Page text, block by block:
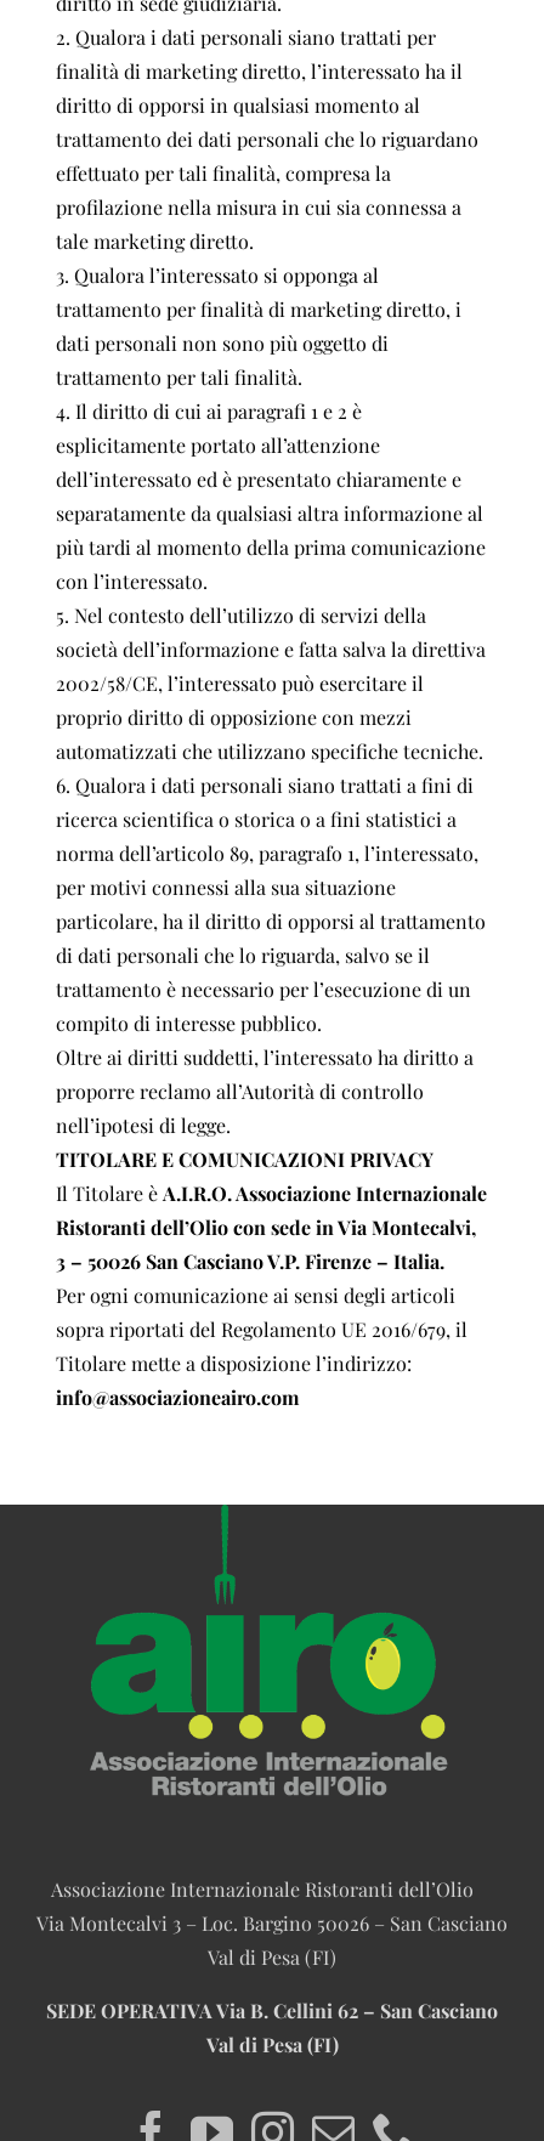
2. Qualora i dati personali siano trattati per
finalità di marketing diretto, l’interessato ha il
diritto di opporsi in qualsiasi momento al
trattamento dei dati personali che lo riguardano
effettuato per tali finalità, compresa la
profilazione nella misura in cui sia connessa a
tale marketing diretto.
3. Qualora l’interessato si opponga al
trattamento per finalità di marketing diretto, i
dati personali non sono più oggetto di
trattamento per tali finalità.
4. Il diritto di cui ai paragrafi 1 e 2 è
esplicitamente portato all’attenzione
dell’interessato ed è presentato chiaramente e
separatamente da qualsiasi altra informazione al
più tardi al momento della prima comunicazione
con l’interessato.
5. Nel contesto dell’utilizzo di servizi della
società dell’informazione e fatta salva la direttiva
2002/58/CE, l’interessato può esercitare il
proprio diritto di opposizione con mezzi
automatizzati che utilizzano specifiche tecniche.
6. Qualora i dati personali siano trattati a fini di
ricerca scientifica o storica o a fini statistici a
norma dell’articolo 89, paragrafo 1, l’interessato,
per motivi connessi alla sua situazione
particolare, ha il diritto di opporsi al trattamento
di dati personali che lo riguarda, salvo se il
trattamento è necessario per l’esecuzione di un
compito di interesse pubblico.
Oltre ai diritti suddetti, l’interessato ha diritto a
proporre reclamo all’Autorità di controllo
nell’ipotesi di legge.
TITOLARE E COMUNICAZIONI PRIVACY
Il Titolare èA.I.R.O. Associazione Internazionale
Ristoranti dell’Olio con sede in Via Montecalvi,
3 – 50026 San CascianoV.P. Firenze – Italia.
Per ogni comunicazione ai sensi degli articoli
sopra riportati del Regolamento UE 2016/679, il
Titolare mette a disposizione l’indirizzo:
info@associazioneairo.com
Associazione Internazionale Ristoranti dell’Olio
Via Montecalvi 3 – Loc. Bargino 50026 – San Casciano
Val di Pesa (FI)
SEDE OPERATIVAVia B. Cellini 62 – San Casciano
Val di Pesa (FI)